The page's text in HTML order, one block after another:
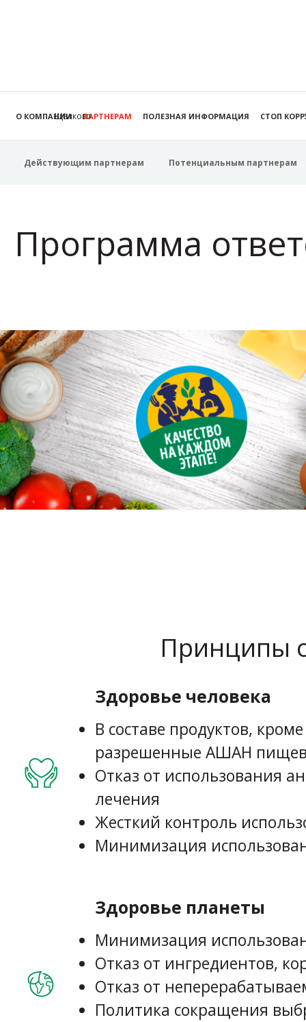
Щёлково
О КОМПАНИИ ПАРТНЕРАМ ПОЛЕЗНАЯ ИНФОРМАЦИЯ СТОП
Действующим партнерам Потенциальным партнерам
Программа
Принципы
Здоровье человека
В составе продуктов,
разрешенные АШАН
Отказ от использования
лечения
Жесткий контроль
Минимизация
Здоровье планеты
Минимизация
Отказ от ингредиентов,
Отказ от
Политика сокращения